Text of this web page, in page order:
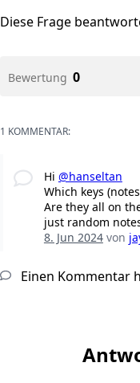
Diese Frage
Bewertung 0
1 KOMMENTAR:
Hi @hanseltan
Which keys
Are they all on
just random
8. Jun 2024von
Einen Kommentar